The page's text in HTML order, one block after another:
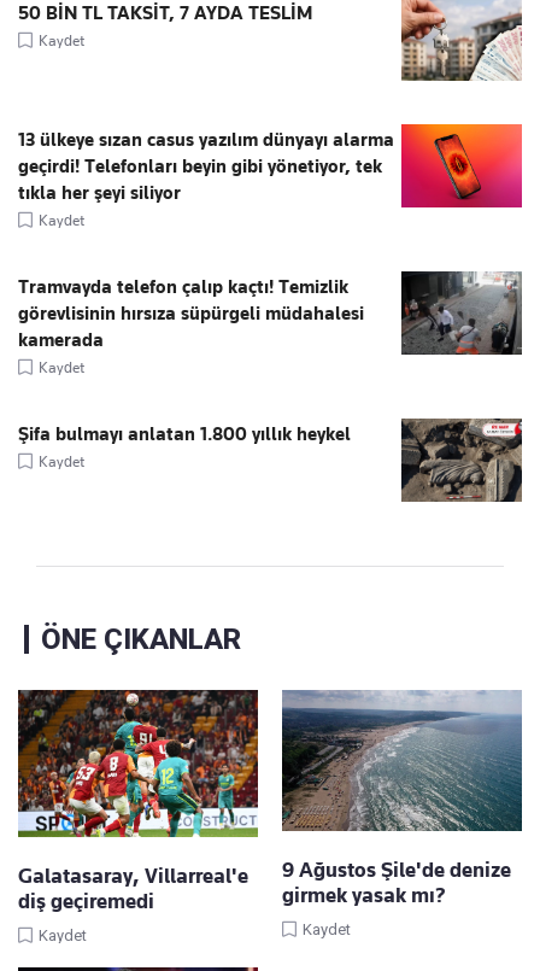
50 BİN TL TAKSİT, 7 AYDA TESLİM
Kaydet
13 ülkeye sızan casus yazılım dünyayı alarma
geçirdi! Telefonları beyin gibi yönetiyor, tek
tıkla her şeyi siliyor
Kaydet
Tramvayda telefon çalıp kaçtı! Temizlik
görevlisinin hırsıza süpürgeli müdahalesi
kamerada
Kaydet
Şifa bulmayı anlatan 1.800 yıllık heykel
Kaydet
ÖNE ÇIKANLAR
Galatasaray, Villarreal'e
diş geçiremedi
Kaydet
9 Ağustos Şile'de denize
girmek yasak mı?
Kaydet